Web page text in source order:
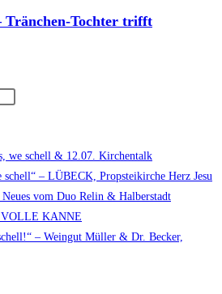
Tochter trifft
close
the
search
panel.
we schell & 12.07. Kirchentalk
schell“ – LÜBECK, Propsteikirche Herz Jesu
vom Duo Relin & Halberstadt
VOLLE KANNE
– Weingut Müller & Dr. Becker,